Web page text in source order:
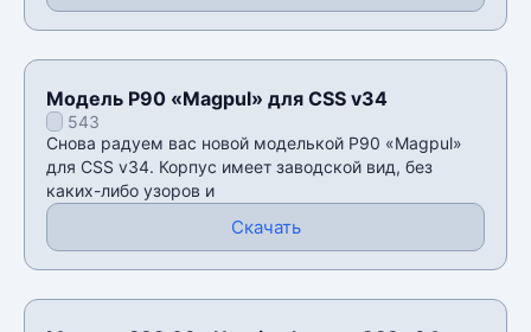
Модель P90 «Magpul» для CSS v34
543
Снова радуем вас новой моделькой P90 «Magpul»
для CSS v34. Корпус имеет заводской вид, без
каких-либо узоров и
Скачать